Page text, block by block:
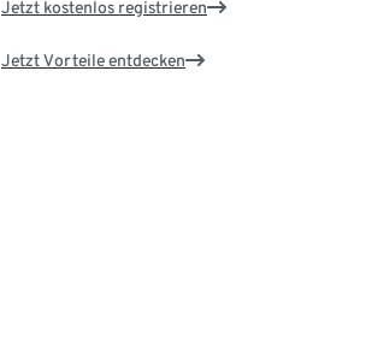
Jetzt kostenlos registrieren
Jetzt Vorteile entdecken